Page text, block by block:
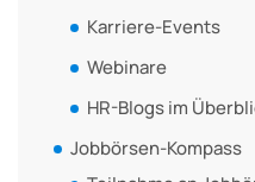
Karriere-Events
Webinare
HR-Blogs im
Jobbörsen-Kompass